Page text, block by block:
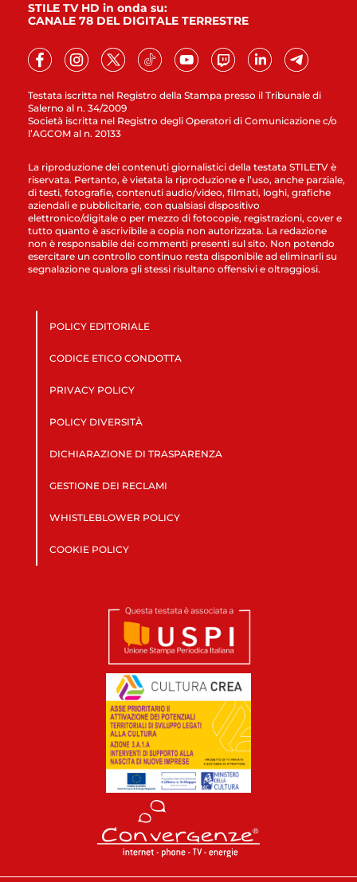
Testata iscritta nel Registro della Stampa presso il Tribunale di
Salerno al n. 34/2009
Società iscritta nel Registro degli Operatori di Comunicazione c/o
l’AGCOM al n. 20133
STILE TV HD in onda su:
CANALE 78 DEL DIGITALE TERRESTRE
La riproduzione dei contenuti giornalistici della testata STILETV è
riservata. Pertanto, è vietata la riproduzione e l’uso, anche parziale,
di testi, fotografie, contenuti audio/video, filmati, loghi, grafiche
aziendali e pubblicitarie, con qualsiasi dispositivo
elettronico/digitale o per mezzo di fotocopie, registrazioni, cover e
tutto quanto è ascrivibile a copia non autorizzata. La redazione
non è responsabile dei commenti presenti sul sito. Non potendo
esercitare un controllo continuo resta disponibile ad eliminarli su
segnalazione qualora gli stessi risultano offensivi e oltraggiosi.
POLICY EDITORIALE
CODICE ETICO CONDOTTA
PRIVACY POLICY
POLICY DIVERSITÀ
DICHIARAZIONE DI TRASPARENZA
GESTIONE DEI RECLAMI
WHISTLEBLOWER POLICY
COOKIE POLICY